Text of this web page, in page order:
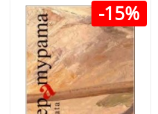
-15%